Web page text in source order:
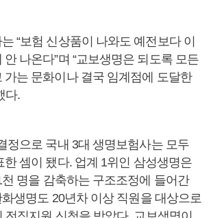
“보험 신상품이 나와도 예전보다 이
나온다”며 “교보생명은 되도록 모든
가는 문화이나 결국 임계점에 도달한
다.
정으로 국내 3대 생명보험사는 모두
한 셈이 됐다. 업계 1위인 삼성생명은
명을 감축하는 구조조정에 들어간
생명도 20년차 이상 직원을 대상으로